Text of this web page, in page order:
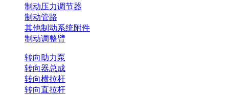
制动压力调节器
制动管路
其他制动系统附件
制动调整臂
转向助力泵
转向器总成
转向横拉杆
转向直拉杆